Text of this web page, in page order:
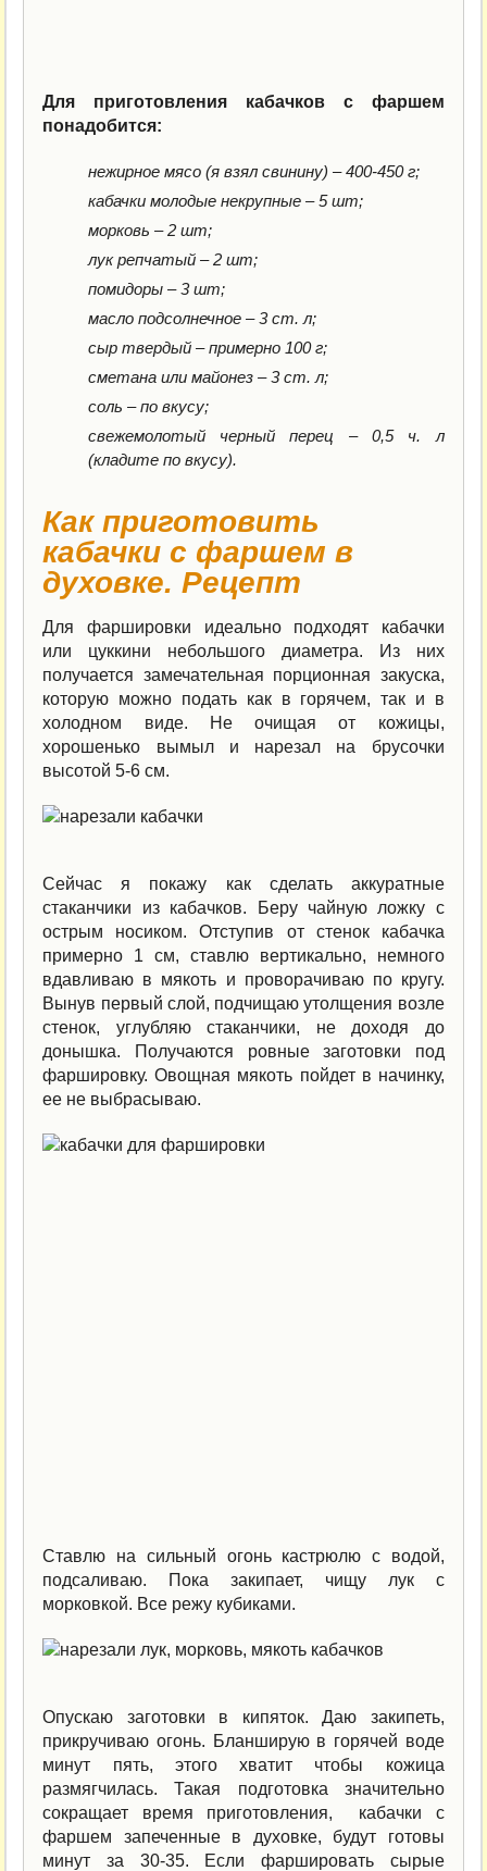
Для приготовления кабачков с фаршем
понадобится:
нежирное мясо (я взял свинину) – 400-450 г;
кабачки молодые некрупные – 5 шт;
морковь – 2 шт;
лук репчатый – 2 шт;
помидоры – 3 шт;
масло подсолнечное – 3 ст. л;
сыр твердый – примерно 100 г;
сметана или майонез – 3 ст. л;
соль – по вкусу;
свежемолотый черный перец – 0,5 ч. л
(кладите по вкусу).
Как приготовить
кабачки с фаршем в
духовке. Рецепт
Для фаршировки идеально подходят кабачки
или цуккини небольшого диаметра. Из них
получается замечательная порционная закуска,
которую можно подать как в горячем, так и в
холодном виде. Не очищая от кожицы,
хорошенько вымыл и нарезал на брусочки
высотой 5-6 см.
Сейчас я покажу как сделать аккуратные
стаканчики из кабачков. Беру чайную ложку с
острым носиком. Отступив от стенок кабачка
примерно 1 см, ставлю вертикально, немного
вдавливаю в мякоть и проворачиваю по кругу.
Вынув первый слой, подчищаю утолщения возле
стенок, углубляю стаканчики, не доходя до
донышка. Получаются ровные заготовки под
фаршировку. Овощная мякоть пойдет в начинку,
ее не выбрасываю.
Ставлю на сильный огонь кастрюлю с водой,
подсаливаю. Пока закипает, чищу лук с
морковкой. Все режу кубиками.
Опускаю заготовки в кипяток. Даю закипеть,
прикручиваю огонь. Бланширую в горячей воде
минут пять, этого хватит чтобы кожица
размягчилась. Такая подготовка значительно
сокращает время приготовления, кабачки с
фаршем запеченные в духовке, будут готовы
минут за 30-35. Если фаршировать сырые